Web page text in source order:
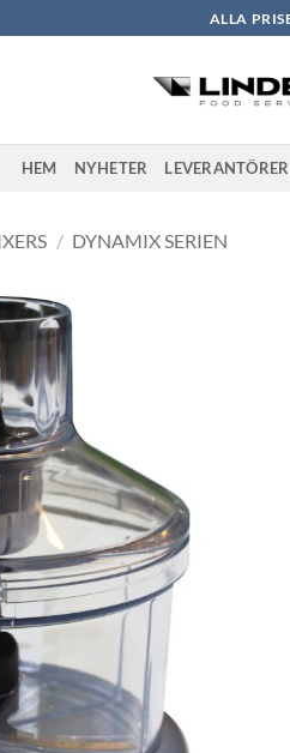
ALLA
HEM NYHETER LEVERANTÖRER
/ DYNAMIX SERIEN